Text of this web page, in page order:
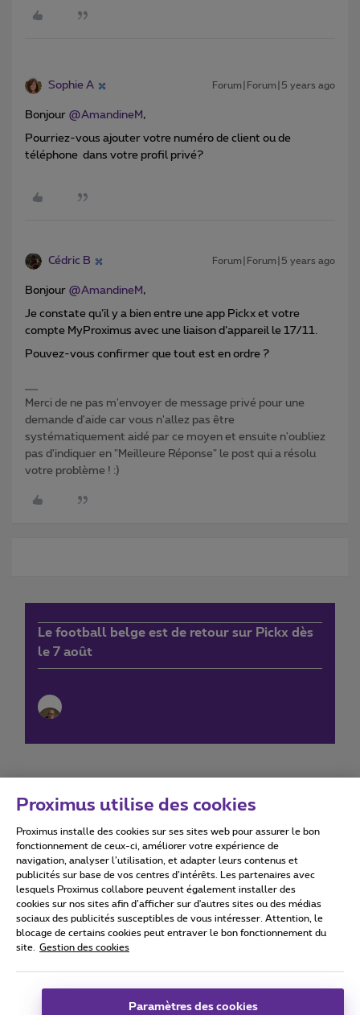
Sophie A Forum|Forum|5 years ago
Bonjour @AmandineM ,
Pourriez-vous ajouter votre numéro de client ou de
téléphone dans votre profil privé?
Cédric B Forum|Forum|5 years ago
Bonjour @AmandineM ,
Je constate qu’il y a bien entre une app Pickx et votre
compte MyProximus avec une liaison d’appareil le 17/11.
Pouvez-vous confirmer que tout est en ordre ?
Merci de ne pas m'envoyer de message privé pour une
demande d'aide car vous n'allez pas être
systématiquement aidé par ce moyen et ensuite n'oubliez
pas d'indiquer en "Meilleure Réponse" le post qui a résolu
votre problème ! :)
Le football belge est de retour sur Pickx dès
le 7 août
Conditions d'utilisation Accessibility statement
Tous droits réservés. © 2026 Proximus
Conditions générales, info consommateur
Coordonnées de l’entreprise
Proximus utilise des cookies
Proximus installe des cookies sur ses sites web pour assurer le bon
fonctionnement de ceux-ci, améliorer votre expérience de
navigation, analyser l’utilisation, et adapter leurs contenus et
publicités sur base de vos centres d’intérêts. Les partenaires avec
lesquels Proximus collabore peuvent également installer des
cookies sur nos sites afin d’afficher sur d'autres sites ou des médias
sociaux des publicités susceptibles de vous intéresser. Attention, le
blocage de certains cookies peut entraver le bon fonctionnement du
site.
Gestion des cookies
Paramètres des cookies